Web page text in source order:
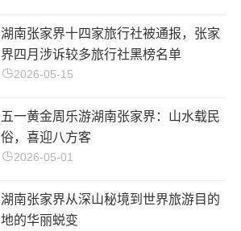
湖南张家界十四家旅行社被通报，张家
界四月涉诉较多旅行社黑榜名单
2026-05-15
五一黄金周乐游湖南张家界：山水载民
俗，喜迎八方客
2026-05-01
湖南张家界从深山秘境到世界旅游目的
地的华丽蜕变